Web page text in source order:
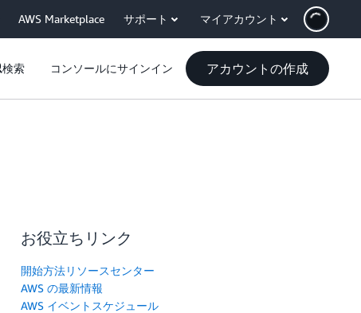
AWS Marketplace サポート マイアカウント
検索 コンソールにサインイン アカウントの作成
お役立ちリンク
開始方法リソースセンター
AWS の最新情報
AWS イベントスケジュール